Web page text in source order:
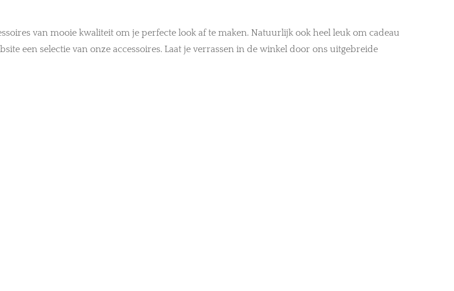
van mooie kwaliteit om je perfecte look af te maken. Natuurlijk ook heel leuk om cadeau
een selectie van onze accessoires. Laat je verrassen in de winkel door ons uitgebreide